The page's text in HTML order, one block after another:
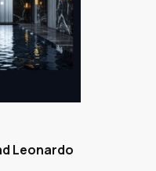
Leonardo